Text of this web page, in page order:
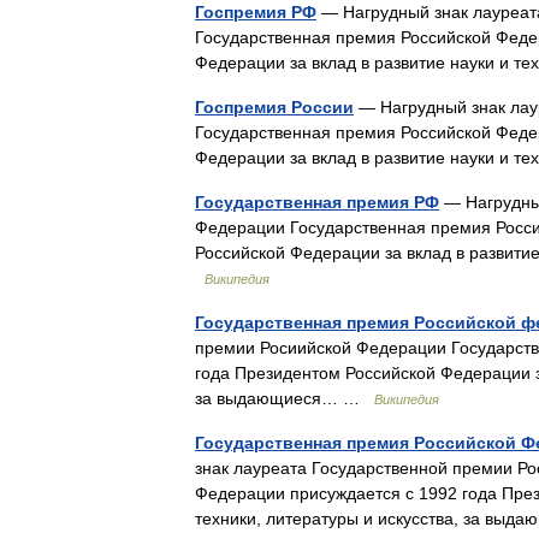
Госпремия РФ — Нагрудный знак
Государственная премия Российской
Федерации за вклад в развитие науки и
Госпремия России — Нагрудный знак
Государственная премия Российской
Федерации за вклад в развитие науки и
Государственная премия РФ —
Федерации Государственная премия
Российской Федерации за вклад в
Википедия
Государственная премия Российской
премии Росиийской Федерации
года Президентом Российской Федерации
за выдающиеся… …
Википедия
Государственная премия Российской
знак лауреата Государственной премии
Федерации присуждается с 1992 года
техники, литературы и искусства, за